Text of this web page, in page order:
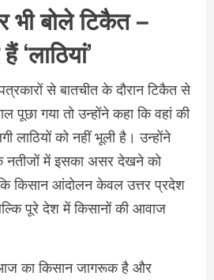
भी बोले टिकैत –
‘लाठियां’
से बातचीत के दौरान टिकैत से
पूछा गया तो उन्होंने कहा कि वहां की
लाठियों को नहीं भूली है। उन्होंने
नतीजों में इसका असर देखने को
किसान आंदोलन केवल उत्तर प्रदेश
पूरे देश में किसानों की आवाज
आज का किसान जागरूक है और